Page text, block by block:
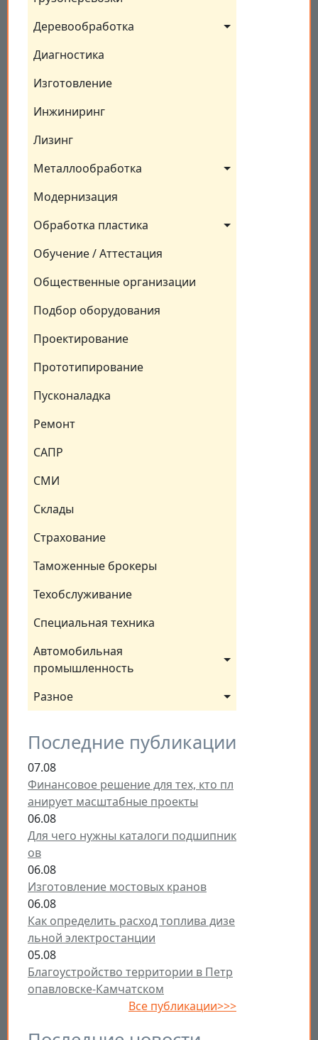
Деревообработка
Диагностика
Изготовление
Инжиниринг
Лизинг
Металлообработка
Модернизация
Обработка пластика
Обучение / Аттестация
Общественные организации
Подбор оборудования
Проектирование
Прототипирование
Пусконаладка
Ремонт
САПР
СМИ
Склады
Страхование
Таможенные брокеры
Техобслуживание
Специальная техника
Автомобильная
промышленность
Разное
Последние публикации
07.08
Финансовое решение для тех, кто пл
анирует масштабные проекты
06.08
Для чего нужны каталоги подшипник
ов
06.08
Изготовление мостовых кранов
06.08
Как определить расход топлива дизе
льной электростанции
05.08
Благоустройство территории в Петр
опавловске-Камчатском
Все публикации>>>